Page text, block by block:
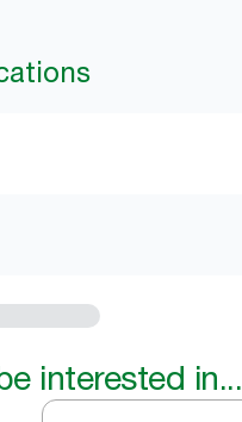
interested in...